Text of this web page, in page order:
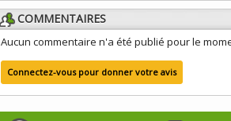
COMMENTAIRES
Aucun commentaire n'a été publié pour le
Connectez-vous pour donner votre avis